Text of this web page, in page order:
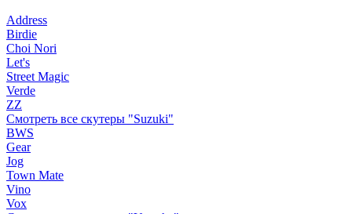
Address
Birdie
Choi Nori
Let's
Street Magic
Verde
ZZ
Смотреть все скутеры "Suzuki"
BWS
Gear
Jog
Town Mate
Vino
Vox